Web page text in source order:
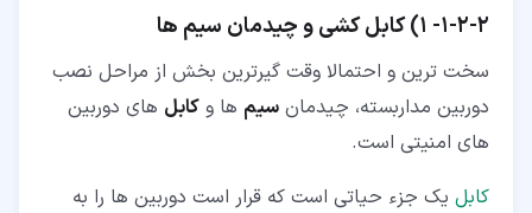
۲‏-‏۲‏-‏۱‏- 1) کابل کشی و چیدمان سیم ها
سخت ترین و احتمالا وقت گیرترین بخش از مراحل نصب
دوربین مداربسته، چیدمان سیم ها و کابل های دوربین
های امنیتی است.
کابل یک جزء حیاتی است که قرار است دوربین ها را به